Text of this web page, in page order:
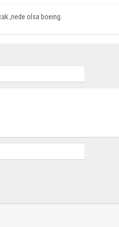
,nede olsa boeing.